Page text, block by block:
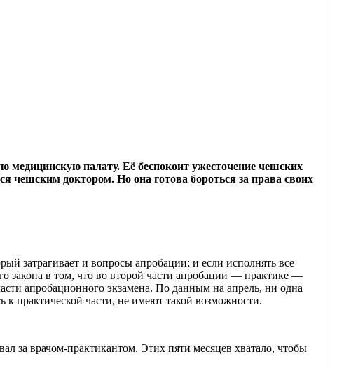
палату. Её беспокоит ужесточение чешских
чешским доктором. Но она готова бороться за права своих
затрагивает и вопросы апробации; и если исполнять все
закона в том, что во второй части апробации — практике —
апробационного экзамена. По данным на апрель, ни одна
практической части, не имеют такой возможности.
за врачом-практикантом. Этих пяти месяцев хватало, чтобы